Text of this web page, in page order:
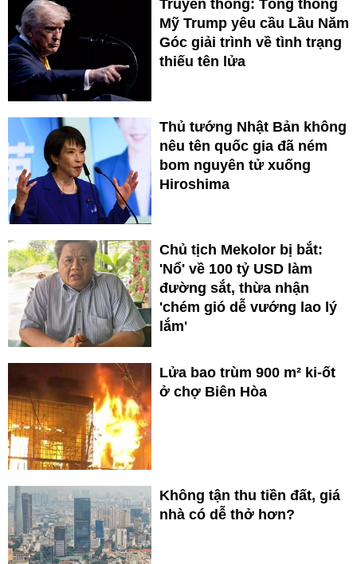
Truyền thông: Tổng thống
Mỹ Trump yêu cầu Lầu Năm
Góc giải trình về tình trạng
thiếu tên lửa
Thủ tướng Nhật Bản không
nêu tên quốc gia đã ném
bom nguyên tử xuống
Hiroshima
Chủ tịch Mekolor bị bắt:
'Nổ' về 100 tỷ USD làm
đường sắt, thừa nhận
'chém gió dễ vướng lao lý
lắm'
Lửa bao trùm 900 m² ki-ốt
ở chợ Biên Hòa
Không tận thu tiền đất, giá
nhà có dễ thở hơn?